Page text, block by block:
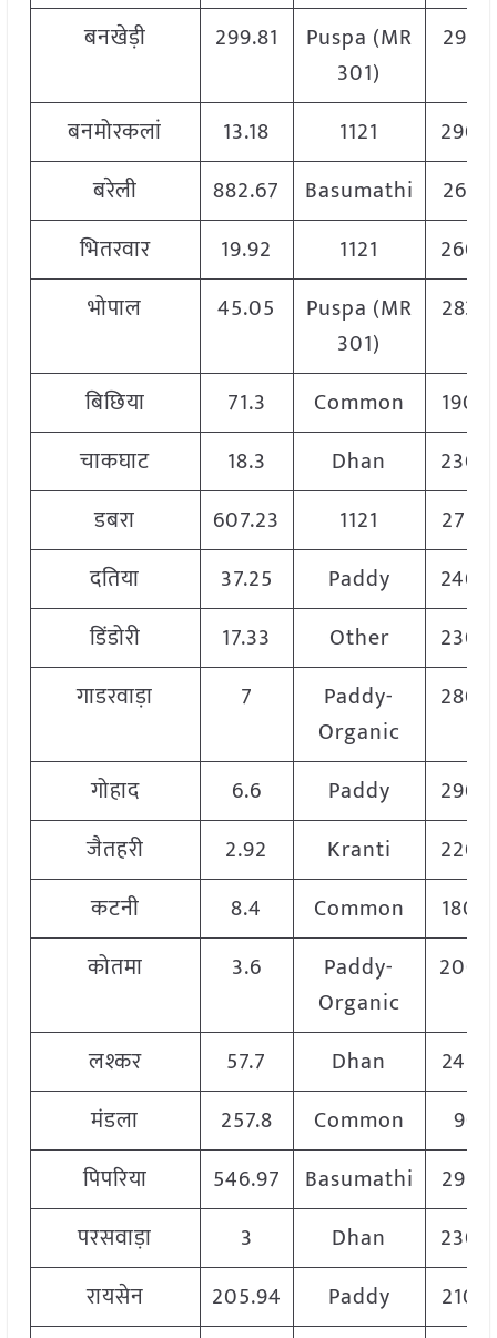
बनखेड़ी
299.81
Puspa (MR
301)
2925
बनमोरकलां 13.18 1121
2900
बरेली
882.67 Basumathi
2601
भितरवार
19.92 1121
2600
भोपाल
45.05
Puspa (MR
301)
2830
बिछिया 71.3 Common
1900
चाकघाट
18.3 Dhan
2304
डबरा
607.23 1121
2750
दतिया
37.25 Paddy
2400
डिंडोरी
17.33 Other
2300
गाडरवाड़ा
7
Paddy-
Organic
2800
गोहाद 6.6 Paddy
2900
जैतहरी
2.92 Kranti
2200
कटनी
8.4 Common
1800
कोतमा
3.6
Paddy-
Organic
2000
लश्कर 57.7 Dhan
2450
मंडला
257.8 Common
90
पिपरिया
546.97 Basumathi
2950
परसवाड़ा
3 Dhan
2300
रायसेन
205.94 Paddy
2100